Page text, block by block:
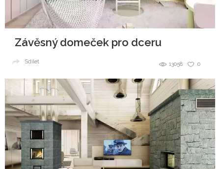
Závěsný domeček pro dceru
0
13058
Sdílet